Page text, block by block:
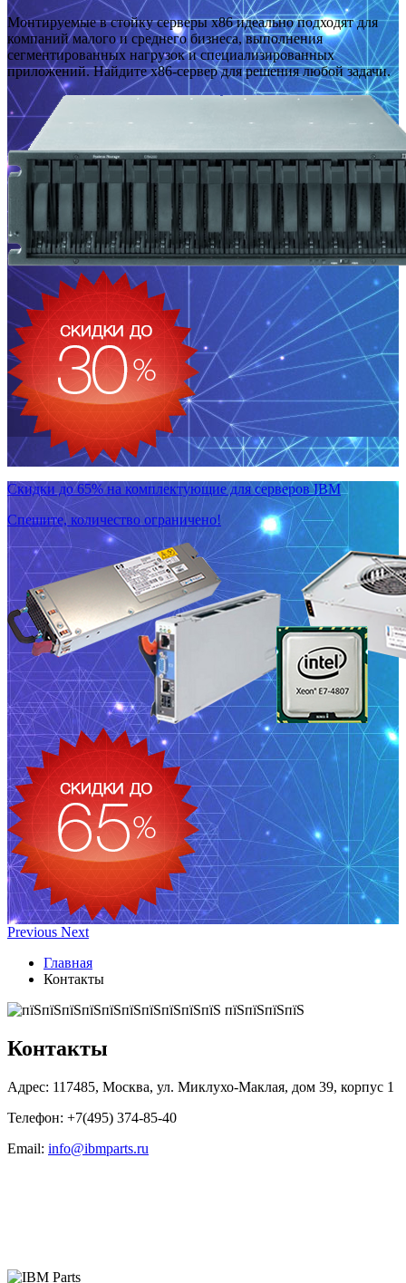
Монтируемые в стойку серверы x86 идеально подходят для
компаний малого и среднего бизнеса, выполнения
сегментированных нагрузок и специализированных
приложений. Найдите x86-сервер для решения любой задачи.
Скидки до 65% на комплектующие для серверов IBM
Спешите, количество ограничено!
Previous Next
Главная
Контакты
Контакты
Адрес: 117485, Москва, ул. Миклухо-Маклая, дом 39, корпус 1
Телефон: +7(495) 374-85-40
Email: info@ibmparts.ru